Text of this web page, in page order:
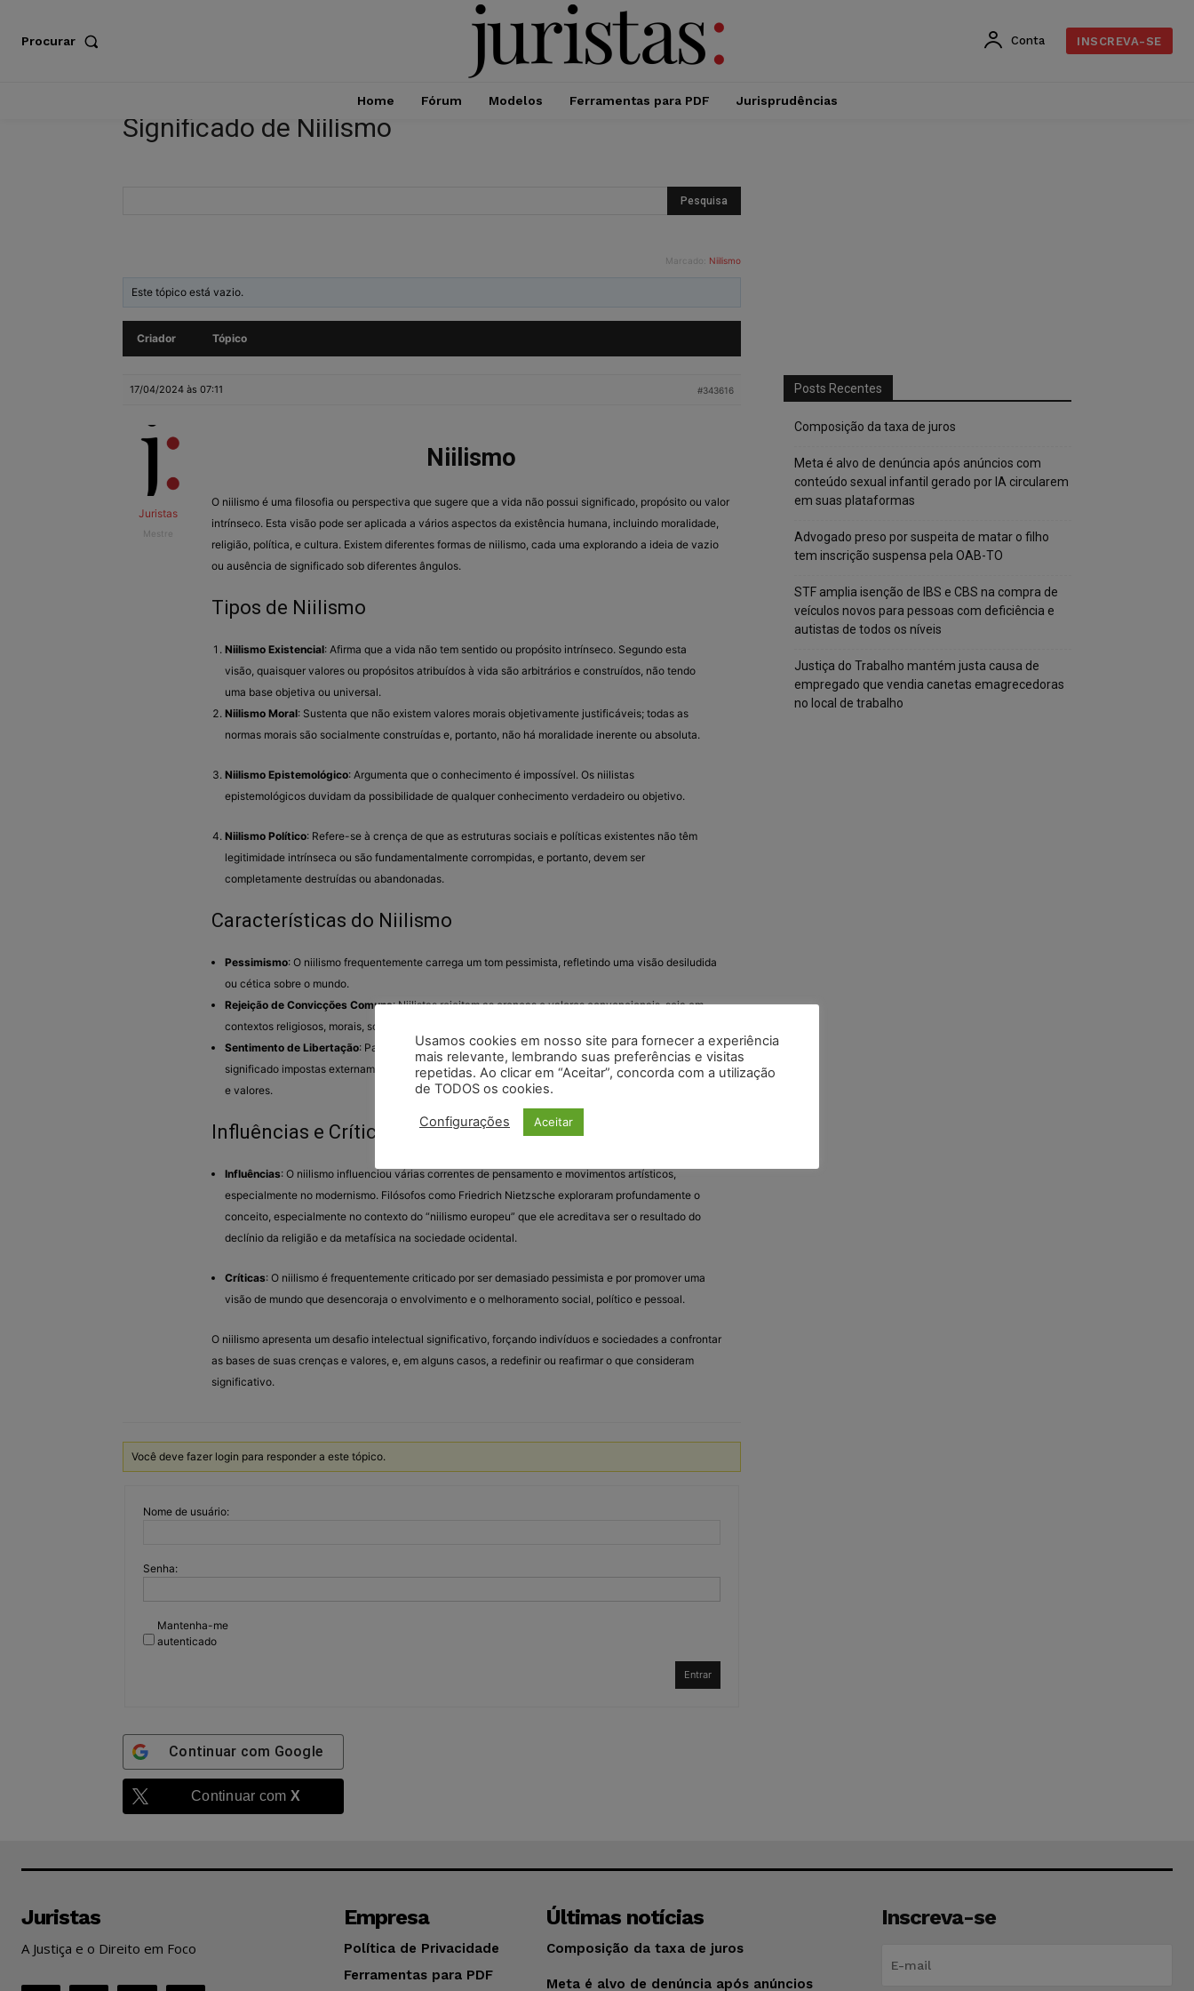
Procurar Conta INSCREVA-SE
Home Fórum Modelos Ferramentas para PDF Jurisprudências
Significado de Niilismo
Marcado: Niilismo
Este tópico está vazio.
Criador Tópico
17/04/2024 às 07:11 #343616
Juristas
Mestre
Niilismo
O niilismo é uma filosofia ou perspectiva que sugere que a vida não possui significado, propósito ou valor
intrínseco. Esta visão pode ser aplicada a vários aspectos da existência humana, incluindo moralidade,
religião, política, e cultura. Existem diferentes formas de niilismo, cada uma explorando a ideia de vazio
ou ausência de significado sob diferentes ângulos.
Tipos de Niilismo
Niilismo Existencial: Afirma que a vida não tem sentido ou propósito intrínseco. Segundo esta
visão, quaisquer valores ou propósitos atribuídos à vida são arbitrários e construídos, não tendo
uma base objetiva ou universal.
Niilismo Moral: Sustenta que não existem valores morais objetivamente justificáveis; todas as
normas morais são socialmente construídas e, portanto, não há moralidade inerente ou absoluta.
Niilismo Epistemológico: Argumenta que o conhecimento é impossível. Os niilistas
epistemológicos duvidam da possibilidade de qualquer conhecimento verdadeiro ou objetivo.
Niilismo Político: Refere-se à crença de que as estruturas sociais e políticas existentes não têm
legitimidade intrínseca ou são fundamentalmente corrompidas, e portanto, devem ser
completamente destruídas ou abandonadas.
Características do Niilismo
Pessimismo: O niilismo frequentemente carrega um tom pessimista, refletindo uma visão desiludida
ou cética sobre o mundo.
Rejeição de Convicções Comuns: Niilistas rejeitam as crenças e valores convencionais, seja em
contextos religiosos, morais, sociais ou políticos.
Sentimento de Libertação: Para alguns, o niilismo pode ser libertador, pois ao descartar crenças de
significado impostas externamente, eles sentem uma liberdade para criar seus próprios significados
e valores.
Influências e Críticas
Influências: O niilismo influenciou várias correntes de pensamento e movimentos artísticos,
especialmente no modernismo. Filósofos como Friedrich Nietzsche exploraram profundamente o
conceito, especialmente no contexto do “niilismo europeu” que ele acreditava ser o resultado do
declínio da religião e da metafísica na sociedade ocidental.
Críticas: O niilismo é frequentemente criticado por ser demasiado pessimista e por promover uma
visão de mundo que desencoraja o envolvimento e o melhoramento social, político e pessoal.
O niilismo apresenta um desafio intelectual significativo, forçando indivíduos e sociedades a confrontar
as bases de suas crenças e valores, e, em alguns casos, a redefinir ou reafirmar o que consideram
significativo.
Você deve fazer login para responder a este tópico.
Nome de usuário:
Senha:
Mantenha-me
autenticado
Entrar
Continuar com Google
Continuar com X
Posts Recentes
Composição da taxa de juros
Meta é alvo de denúncia após anúncios com
conteúdo sexual infantil gerado por IA circularem
em suas plataformas
Advogado preso por suspeita de matar o filho
tem inscrição suspensa pela OAB-TO
STF amplia isenção de IBS e CBS na compra de
veículos novos para pessoas com deficiência e
autistas de todos os níveis
Justiça do Trabalho mantém justa causa de
empregado que vendia canetas emagrecedoras
no local de trabalho
Juristas
A Justiça e o Direito em Foco
Empresa
Política de Privacidade
Ferramentas para PDF
Últimas notícias
Composição da taxa de juros
Meta é alvo de denúncia após anúncios
Inscreva-se
Usamos cookies em nosso site para fornecer a experiência
mais relevante, lembrando suas preferências e visitas
repetidas. Ao clicar em “Aceitar”, concorda com a utilização
de TODOS os cookies.
Configurações Aceitar